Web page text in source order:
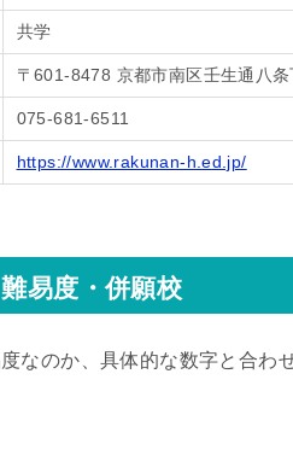
共学
〒601-8478 京都市南区壬生通八
075-681-6511
https://www.rakunan-h.ed.jp/
易度・併願校
なのか、具体的な数字と合わ